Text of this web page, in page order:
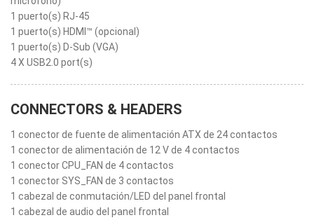
1 puerto(s) RJ-45
1 puerto(s) HDMI™ (opcional)
1 puerto(s) D-Sub (VGA)
4 X USB2.0 port(s)
CONNECTORS & HEADERS
1 conector de fuente de alimentación ATX de 24 contactos
1 conector de alimentación de 12 V de 4 contactos
1 conector CPU_FAN de 4 contactos
1 conector SYS_FAN de 3 contactos
1 cabezal de conmutación/LED del panel frontal
1 cabezal de audio del panel frontal